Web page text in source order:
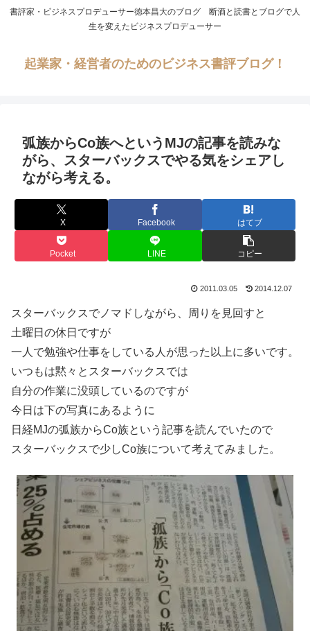
書評家・ビジネスプロデューサー徳本昌大のブログ 断酒と読書とブログで人
生を変えたビジネスプロデューサー
起業家・経営者のためのビジネス書評ブログ！
弧族からCo族へというMJの記事を読みな
がら、スターバックスでやる気をシェアし
ながら考える。
X Facebook はてブ
Pocket LINE コピー
2011.03.05 2014.12.07
スターバックスでノマドしながら、周りを見回すと
土曜日の休日ですが
一人で勉強や仕事をしている人が思った以上に多いです。
いつもは黙々とスターバックスでは
自分の作業に没頭しているのですが
今日は下の写真にあるように
日経MJの弧族からCo族という記事を読んでいたので
スターバックスで少しCo族について考えてみました。